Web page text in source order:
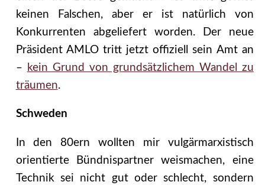
keinen Falschen, aber er ist natürlich von
Konkurrenten abgeliefert worden. Der neue
Präsident AMLO tritt jetzt offiziell sein Amt an
–
kein Grund von grundsätzlichem Wandel zu
träumen.
Schweden
In den 80ern wollten mir vulgärmarxistisch
orientierte Bündnispartner weismachen, eine
Technik sei nicht gut oder schlecht, sondern